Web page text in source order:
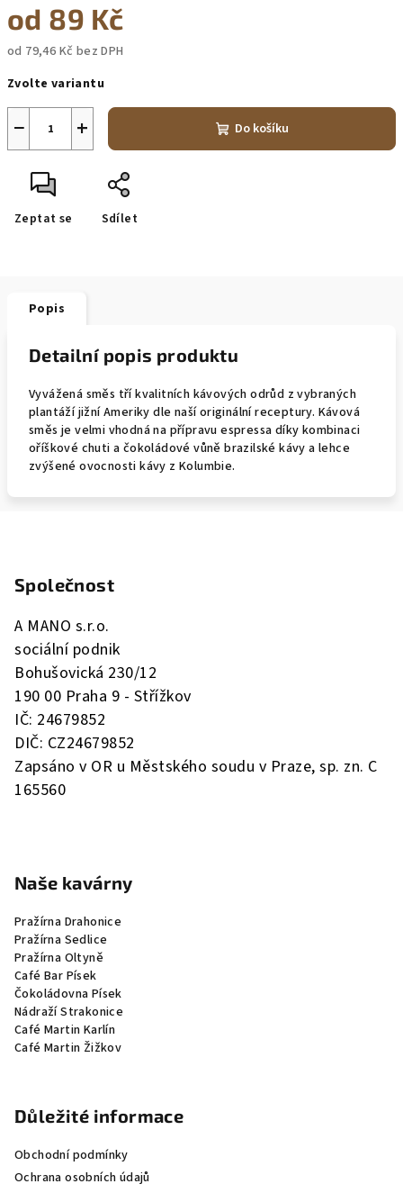
od 89 Kč
od 79,46 Kč bez DPH
cena:
Zvolte variantu
+
− Do košíku
Zeptat se Sdílet
Popis
Detailní popis produktu
Vyvážená směs tří kvalitních kávových odrůd z vybraných
plantáží jižní Ameriky dle naší originální receptury. Kávová
směs je velmi vhodná na přípravu espressa díky kombinaci
oříškové chuti a čokoládové vůně brazilské kávy a lehce
zvýšené ovocnosti kávy z Kolumbie.
Společnost
A MANO s.r.o.
sociální podnik
Bohušovická 230/12
190 00 Praha 9 - Střížkov
IČ: 24679852
DIČ: CZ24679852
Zapsáno v OR u Městského soudu v Praze, sp. zn. C
165560
Naše kavárny
Pražírna Drahonice
Pražírna Sedlice
Pražírna Oltyně
Café Bar Písek
Čokoládovna Písek
Nádraží Strakonice
Café Martin Karlín
Café Martin Žižkov
Důležité informace
Obchodní podmínky
Ochrana osobních údajů